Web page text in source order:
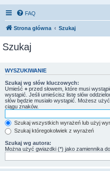
FAQ
Strona główna Szukaj
Szukaj
WYSZUKIWANIE
Szukaj wg słów kluczowych:
Umieść + przed słowem, które musi
wystąpić. Jeśli umieścisz listę słów
słów będzie musiało wystąpić. Możesz
ciągu znaków.
Szukaj wszystkich wyrażeń lub użyj
Szukaj któregokolwiek z wyrażeń
Szukaj wg autora:
Można użyć gwiazdki (*) jako zamiennika